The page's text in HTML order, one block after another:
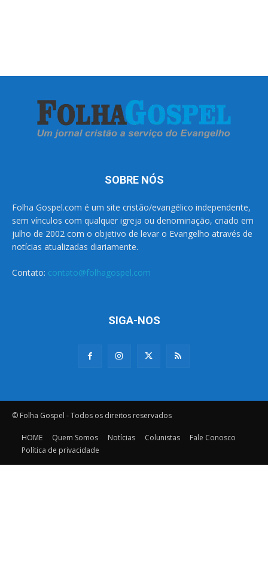
SOBRE NÓS
Folha Gospel.com é um site cristão/evangélico independente,
sem vínculos com qualquer igreja ou denominação, criado em
julho de 2002 com o objetivo de levar o Evangelho através de
notícias atualizadas diariamente.
Contato: contato@folhagospel.com
SIGA-NOS
© Folha Gospel - Todos os direitos reservados
HOME Quem Somos Notícias Colunistas
Fale Conosco
Política de privacidade